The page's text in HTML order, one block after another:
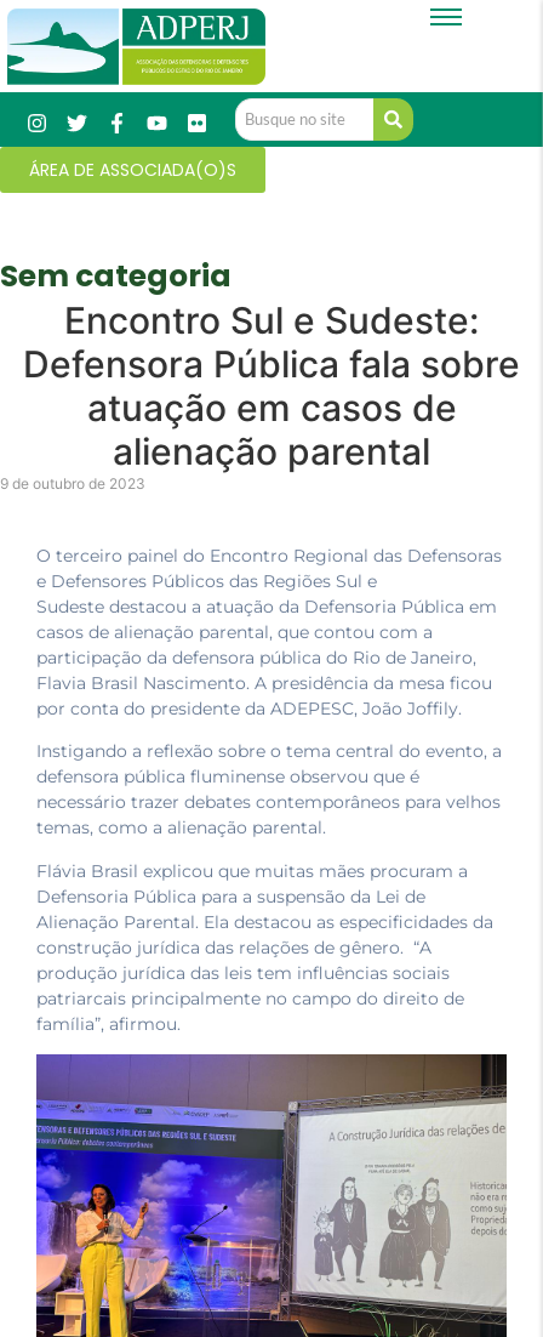
ÁREA DE ASSOCIADA(O)S
Sem categoria
Encontro Sul e Sudeste:
Defensora Pública fala sobre
atuação em casos de
alienação parental
9 de outubro de 2023
O terceiro painel do Encontro Regional das Defensoras
e Defensores Públicos das Regiões Sul e
Sudeste destacou a atuação da Defensoria Pública em
casos de alienação parental, que contou com a
participação da defensora pública do Rio de Janeiro,
Flavia Brasil Nascimento. A presidência da mesa ficou
por conta do presidente da ADEPESC, João Joffily.
Instigando a reflexão sobre o tema central do evento, a
defensora pública fluminense observou que é
necessário trazer debates contemporâneos para velhos
temas, como a alienação parental.
Flávia Brasil explicou que muitas mães procuram a
Defensoria Pública para a suspensão da Lei de
Alienação Parental. Ela destacou as especificidades da
construção jurídica das relações de gênero. “A
produção jurídica das leis tem influências sociais
patriarcais principalmente no campo do direito de
família”, afirmou.